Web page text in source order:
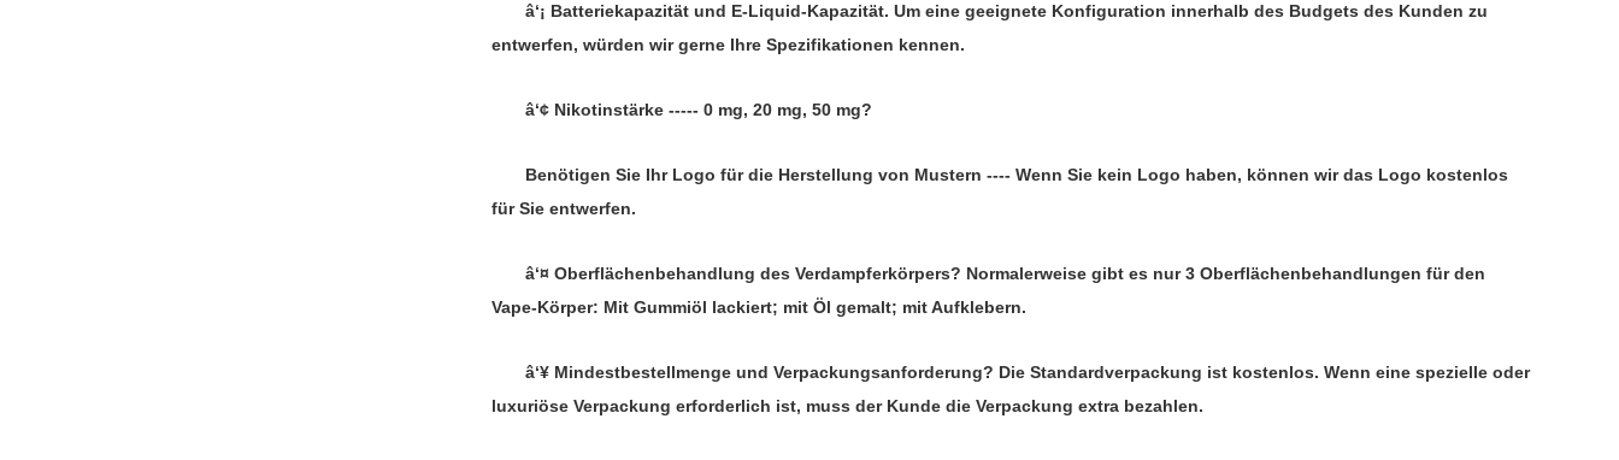
â‘¡ Batteriekapazität und E-Liquid-Kapazität. Um eine geeignete Konfiguration innerhalb des Budgets des Kunden zu
entwerfen, würden wir gerne Ihre Spezifikationen kennen.
â‘¢ Nikotinstärke ----- 0 mg, 20 mg, 50 mg?
Benötigen Sie Ihr Logo für die Herstellung von Mustern ---- Wenn Sie kein Logo haben, können wir das Logo kostenlos
für Sie entwerfen.
â‘¤ Oberflächenbehandlung des Verdampferkörpers? Normalerweise gibt es nur 3 Oberflächenbehandlungen für den
Vape-Körper: Mit Gummiöl lackiert; mit Öl gemalt; mit Aufklebern.
â‘¥ Mindestbestellmenge und Verpackungsanforderung? Die Standardverpackung ist kostenlos. Wenn eine spezielle oder
luxuriöse Verpackung erforderlich ist, muss der Kunde die Verpackung extra bezahlen.